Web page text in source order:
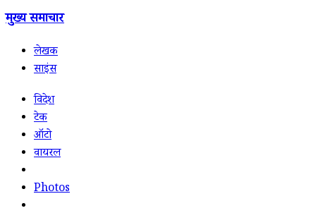
मुख्य समाचार
लेखक
साइंस
विदेश
टेक
ऑटो
वायरल
Photos